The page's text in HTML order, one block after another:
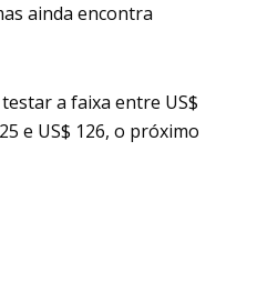
ainda encontra
a faixa entre US$
e US$ 126, o próximo